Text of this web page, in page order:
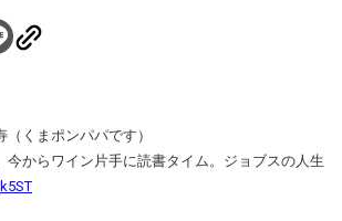
くまポンパパです）
今からワイン片手に読書タイム。ジョブスの人生